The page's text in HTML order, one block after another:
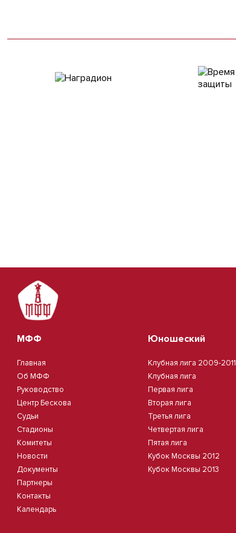
МФФ
Главная
Об МФФ
Руководство
Центр Бескова
Судьи
Стадионы
Комитеты
Новости
Документы
Партнеры
Контакты
Календарь
Юношеский
Клубная лига 2009-2011
Клубная лига
Первая лига
Вторая лига
Третья лига
Четвертая лига
Пятая лига
Кубок Москвы 2012
Кубок Москвы 2013